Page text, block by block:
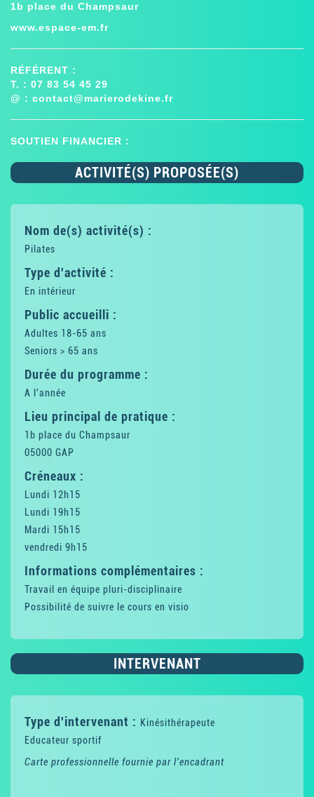
1b place du Champsaur
www.espace-em.fr
RÉFÉRENT :
T. : 07 83 54 45 29
@ : contact@marierodekine.fr
SOUTIEN FINANCIER :
ACTIVITÉ(S) PROPOSÉE(S)
Nom de(s) activité(s) :
Pilates
Type d'activité :
En intérieur
Public accueilli :
Adultes 18-65 ans
Seniors > 65 ans
Durée du programme :
A l'année
Lieu principal de pratique :
1b place du Champsaur
05000 GAP
Créneaux :
Lundi 12h15
Lundi 19h15
Mardi 15h15
vendredi 9h15
Informations complémentaires :
Travail en équipe pluri-disciplinaire
Possibilité de suivre le cours en visio
INTERVENANT
Type d'intervenant : Kinésithérapeute
Educateur sportif
Carte professionnelle fournie par l'encadrant